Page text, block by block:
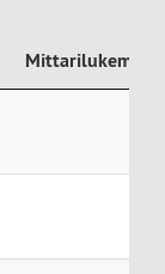
Mittarilukema